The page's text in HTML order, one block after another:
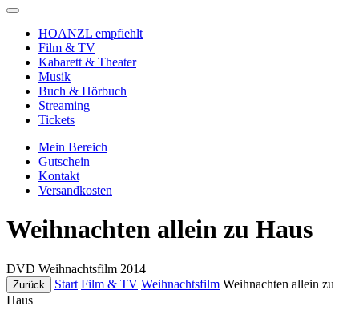
HOANZL empfiehlt
Film & TV
Kabarett & Theater
Musik
Buch & Hörbuch
Streaming
Tickets
Mein Bereich
Gutschein
Kontakt
Versandkosten
Weihnachten allein zu Haus
DVD Weihnachtsfilm 2014
Zurück Start Film & TV Weihnachtsfilm Weihnachten allein zu
Haus